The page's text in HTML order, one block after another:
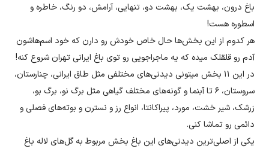
باغ درون، بهشت یک، بهشت دو، تنهایی، آرامش، دو رنگ، خاطره و
اسطوره هست!
هر کدوم از این بخش‌ها حال خاص خودش رو دارن که خود اسم‌هاشون
آدم رو قلقلک میده که یه ماجراجویی رو توی باغ ایرانی تهران شروع کنه!
در این ۱۱ بخش میتونی دیدنی‌های مختلفی مثل طاق ایرانی، چنارستان،
سروستان، ۶ تا آبنما و گونه‌های مختلف گیاهی مثل برگ نو، برگ بو،
زرشک، شیر خشت، مورد، پیراکانتا، انواع رز و نسترن و بوته‌های فصلی و
دائمی رو تماشا کنی.
یکی از اصلی‌ترین دیدنی‌های این باغ بخش مربوط به گل‌های لاله باغ